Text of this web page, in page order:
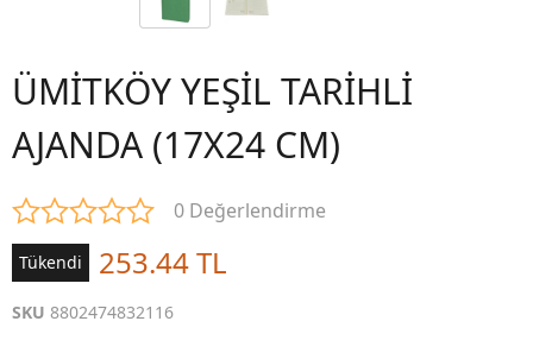
ÜMİTKÖY YEŞİL TARİHLİ
AJANDA (17X24 CM)
0 Değerlendirme
Tükendi 253.44 TL
SKU 8802474832116